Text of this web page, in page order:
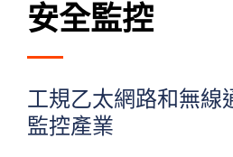
安全監控
工規乙太網路和無線
監控產業